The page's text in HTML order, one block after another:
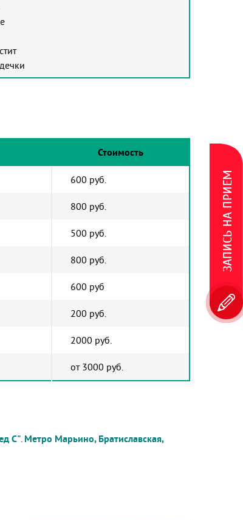
Стоимость
600 руб.
800 руб.
500 руб.
800 руб.
600 руб
200 руб.
2000 руб.
от 3000 руб.
С". Метро Марьино, Братиславская,
ЗАПИСЬ НА ПРИЕМ